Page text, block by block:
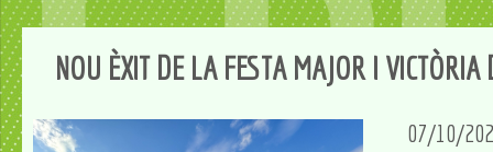
NOU ÈXIT DE LA FESTA MAJOR I VICTÒRIA
07/10/